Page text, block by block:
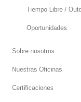
Tiempo Libre /
Oportunidades
Sobre nosotros
Nuestras Oficinas
Certificaciones